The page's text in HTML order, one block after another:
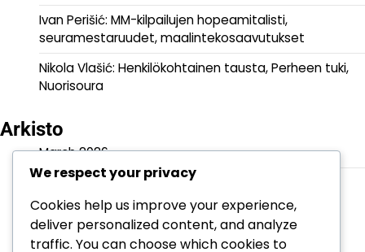
Ivan Perišić: MM-kilpailujen hopeamitalisti,
seuramestaruudet, maalintekosaavutukset
Nikola Vlašić: Henkilökohtainen tausta, Perheen tuki,
Nuorisoura
Arkisto
March 2026
February 2026
We respect your privacy
Cookies help us improve your experience,
deliver personalized content, and analyze
traffic. You can choose which cookies to